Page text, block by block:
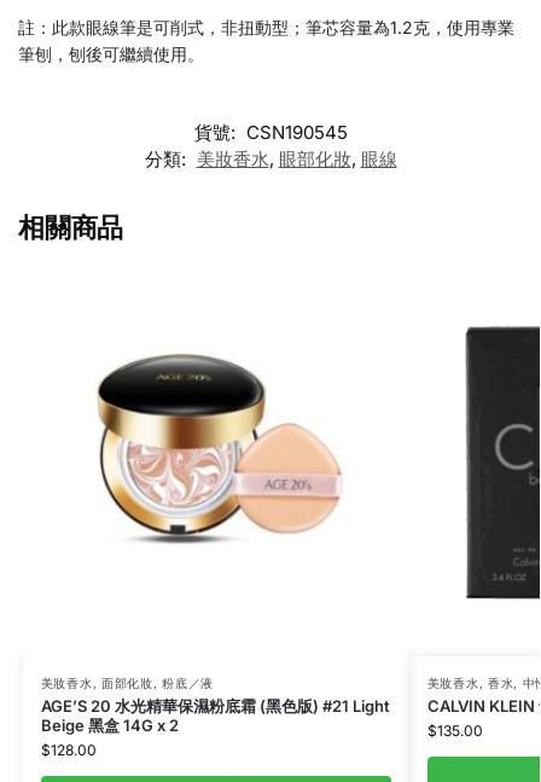
註：此款眼線筆是可削式，非扭動型；筆芯容量為1.2克，使用專業
筆刨，刨後可繼續使用。
貨號: CSN190545
分類: 美妝香水, 眼部化妝, 眼線
相關商品
美妝香水 , 面部化妝,粉底／液
AGE’S 20 水光精華保濕粉底霜 (黑色版) #21 Light
Beige 黑盒 14G x 2
$128.00
美妝香水 , 香水, 中
CALVIN KLEIN
$135.00